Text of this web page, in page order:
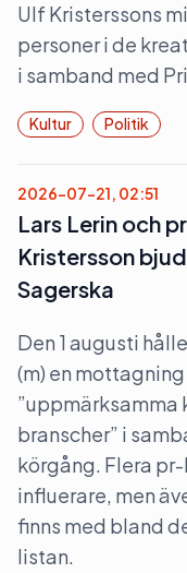
Ulf Kristerssons
personer i de
i samband med
Kultur Politik
2026-07-21, 02:51
Lars Lerin och
Kristersson
Sagerska
Den 1 augusti
(m) en
”uppmärksamma
branscher” i
körgång. Flera
influerare, men
finns med bland
listan.